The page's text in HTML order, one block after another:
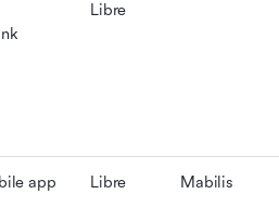
Libre
app Libre Mabilis